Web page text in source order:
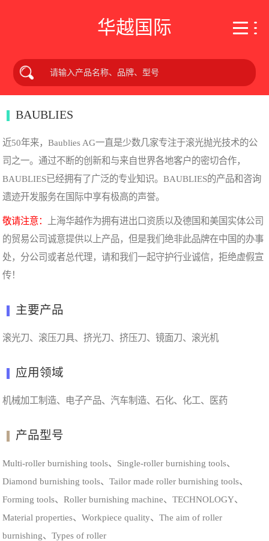
华越国际
BAUBLIES
近50年来，Baublies AG一直是少数几家专注于滚光抛光技术的公
司之一。通过不断的创新和与来自世界各地客户的密切合作，
BAUBLIES已经拥有了广泛的专业知识。BAUBLIES的产品和咨询
遗迹开发服务在国际中享有极高的声誉。
敬请注意：
上海华越作为拥有进出口资质以及德国和美国实体公司
的贸易公司诚意提供以上产品，但是我们绝非此品牌在中国的办事
处，分公司或者总代理，请和我们一起守护行业诚信，拒绝虚假宣
传！
主要产品
滚光刀、滚压刀具、挤光刀、挤压刀、镜面刀、滚光机
应用领域
机械加工制造、电子产品、汽车制造、石化、化工、医药
产品型号
Multi-roller burnishing tools、Single-roller burnishing tools、
Diamond burnishing tools、Tailor made roller burnishing tools、
Forming tools、Roller burnishing machine、TECHNOLOGY、
Material properties、Workpiece quality、The aim of roller
burnishing、Types of roller